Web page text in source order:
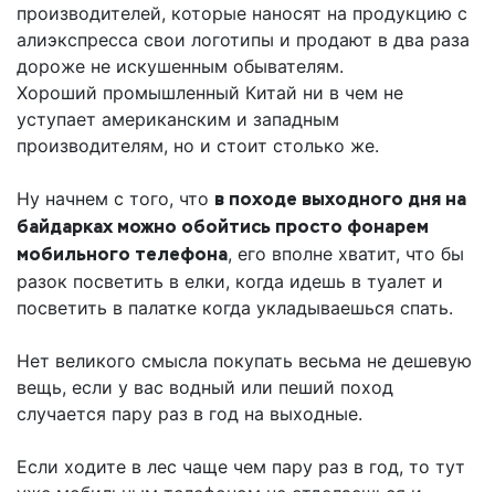
производителей, которые наносят на продукцию с
алиэкспресса свои логотипы и продают в два раза
дороже не искушенным обывателям.
Хороший промышленный Китай ни в чем не
уступает американским и западным
производителям, но и стоит столько же.
Ну начнем с того, что в походе выходного дня на
байдарках можно обойтись просто фонарем
мобильного телефона, его вполне хватит, что бы
разок посветить в елки, когда идешь в туалет и
посветить в палатке когда укладываешься спать.
Нет великого смысла покупать весьма не дешевую
вещь, если у вас водный или пеший поход
случается пару раз в год на выходные.
Если ходите в лес чаще чем пару раз в год, то тут